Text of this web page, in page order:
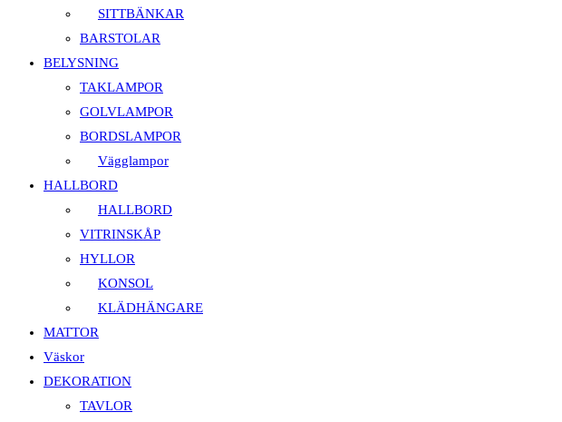
SITTBÄNKAR
BARSTOLAR
BELYSNING
TAKLAMPOR
GOLVLAMPOR
BORDSLAMPOR
Vägglampor
HALLBORD
HALLBORD
VITRINSKÅP
HYLLOR
KONSOL
KLÄDHÄNGARE
MATTOR
Väskor
DEKORATION
TAVLOR